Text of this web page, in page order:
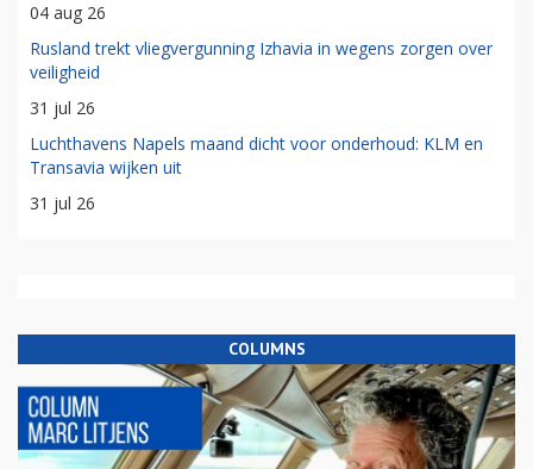
04 aug 26
Rusland trekt vliegvergunning Izhavia in wegens zorgen over
veiligheid
31 jul 26
Luchthavens Napels maand dicht voor onderhoud: KLM en
Transavia wijken uit
31 jul 26
COLUMNS